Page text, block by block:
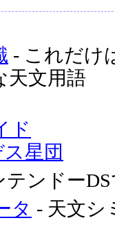
- これだけ
文用語
ド
星団
テンドー
タ - 天文シ